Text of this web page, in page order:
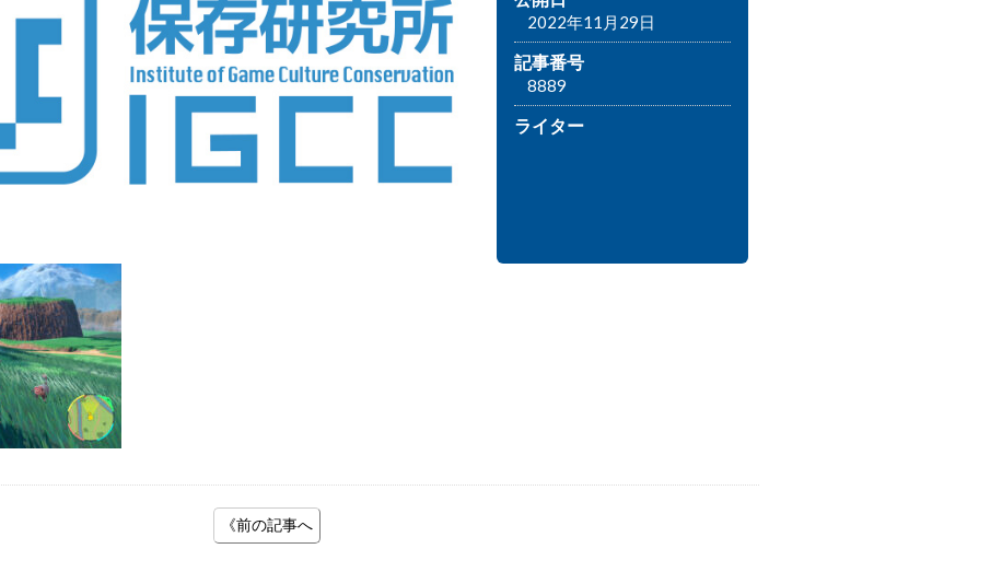
2022年11月29日
記事番号
8889
ライター
《前の記事へ